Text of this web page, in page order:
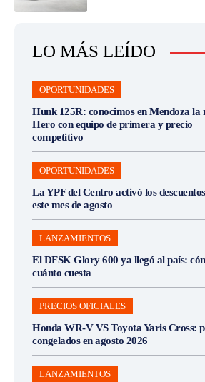
LO MÁS LEÍDO
OPORTUNIDADES
Hunk 125R: conocimos en Mendoza la
Hero con equipo de primera y precio
competitivo
OPORTUNIDADES
La YPF del Centro activó los
este mes de agosto
LANZAMIENTOS
El DFSK Glory 600 ya llegó al país:
cuánto cuesta
PRECIOS OFICIALES
Honda WR-V VS Toyota Yaris Cross:
congelados en agosto 2026
LANZAMIENTOS